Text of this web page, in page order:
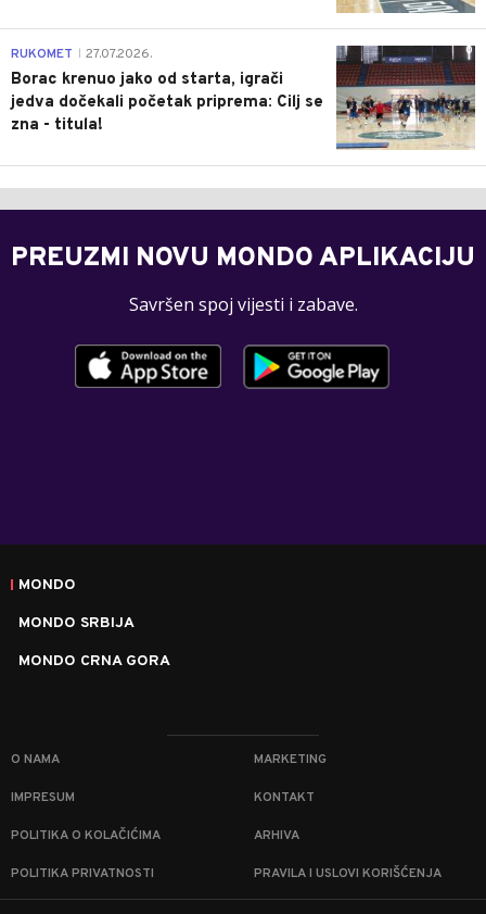
0
RUKOMET 27.07.2026.
Borac krenuo jako od starta, igrači
jedva dočekali početak priprema: Cilj se
zna - titula!
PREUZMI NOVU MONDO APLIKACIJU
Savršen spoj vijesti i zabave.
MONDO
MONDO SRBIJA
MONDO CRNA GORA
O NAMA MARKETING
IMPRESUM KONTAKT
POLITIKA O KOLAČIĆIMA ARHIVA
POLITIKA PRIVATNOSTI PRAVILA I USLOVI KORIŠĆENJA